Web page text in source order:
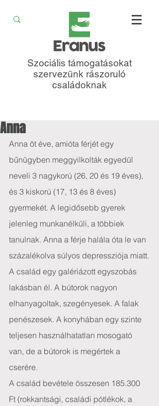
Szociális támogatásokat
szervezünk rászoruló
családoknak
Anna
Anna öt éve, amióta férjét egy
bűnügyben meggyilkolták egyedül
neveli 3 nagykorú (26, 20 és 19 éves),
és 3 kiskorú (17, 13 és 8 éves)
gyermekét. A legidősebb gyerek
jelenleg munkanélküli, a többiek
tanulnak. Anna a férje halála óta le van
százalékolva súlyos depressziója miatt.
A család egy galériázott egyszobás
lakásban él. A bútorok nagyon
elhanyagoltak, szegényesek. A falak
penészesek. A konyhában egy szinte
teljesen használhatatlan mosogató
van, de a bútorok is megértek a
cserére.
A család bevétele összesen 185.300
Ft (rokkantsági, családi pótlékok, a